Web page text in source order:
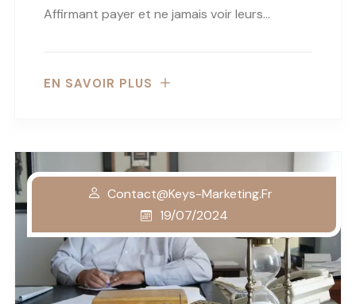
Affirmant payer et ne jamais voir leurs…
EN SAVOIR PLUS
Contact@keys-Marketing.fr
19/07/2024